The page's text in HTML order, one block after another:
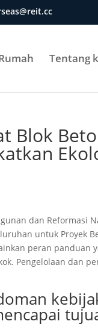
Tentang
Blok
dan Reformasi
untuk Proyek
peran
Pengelolaan dan